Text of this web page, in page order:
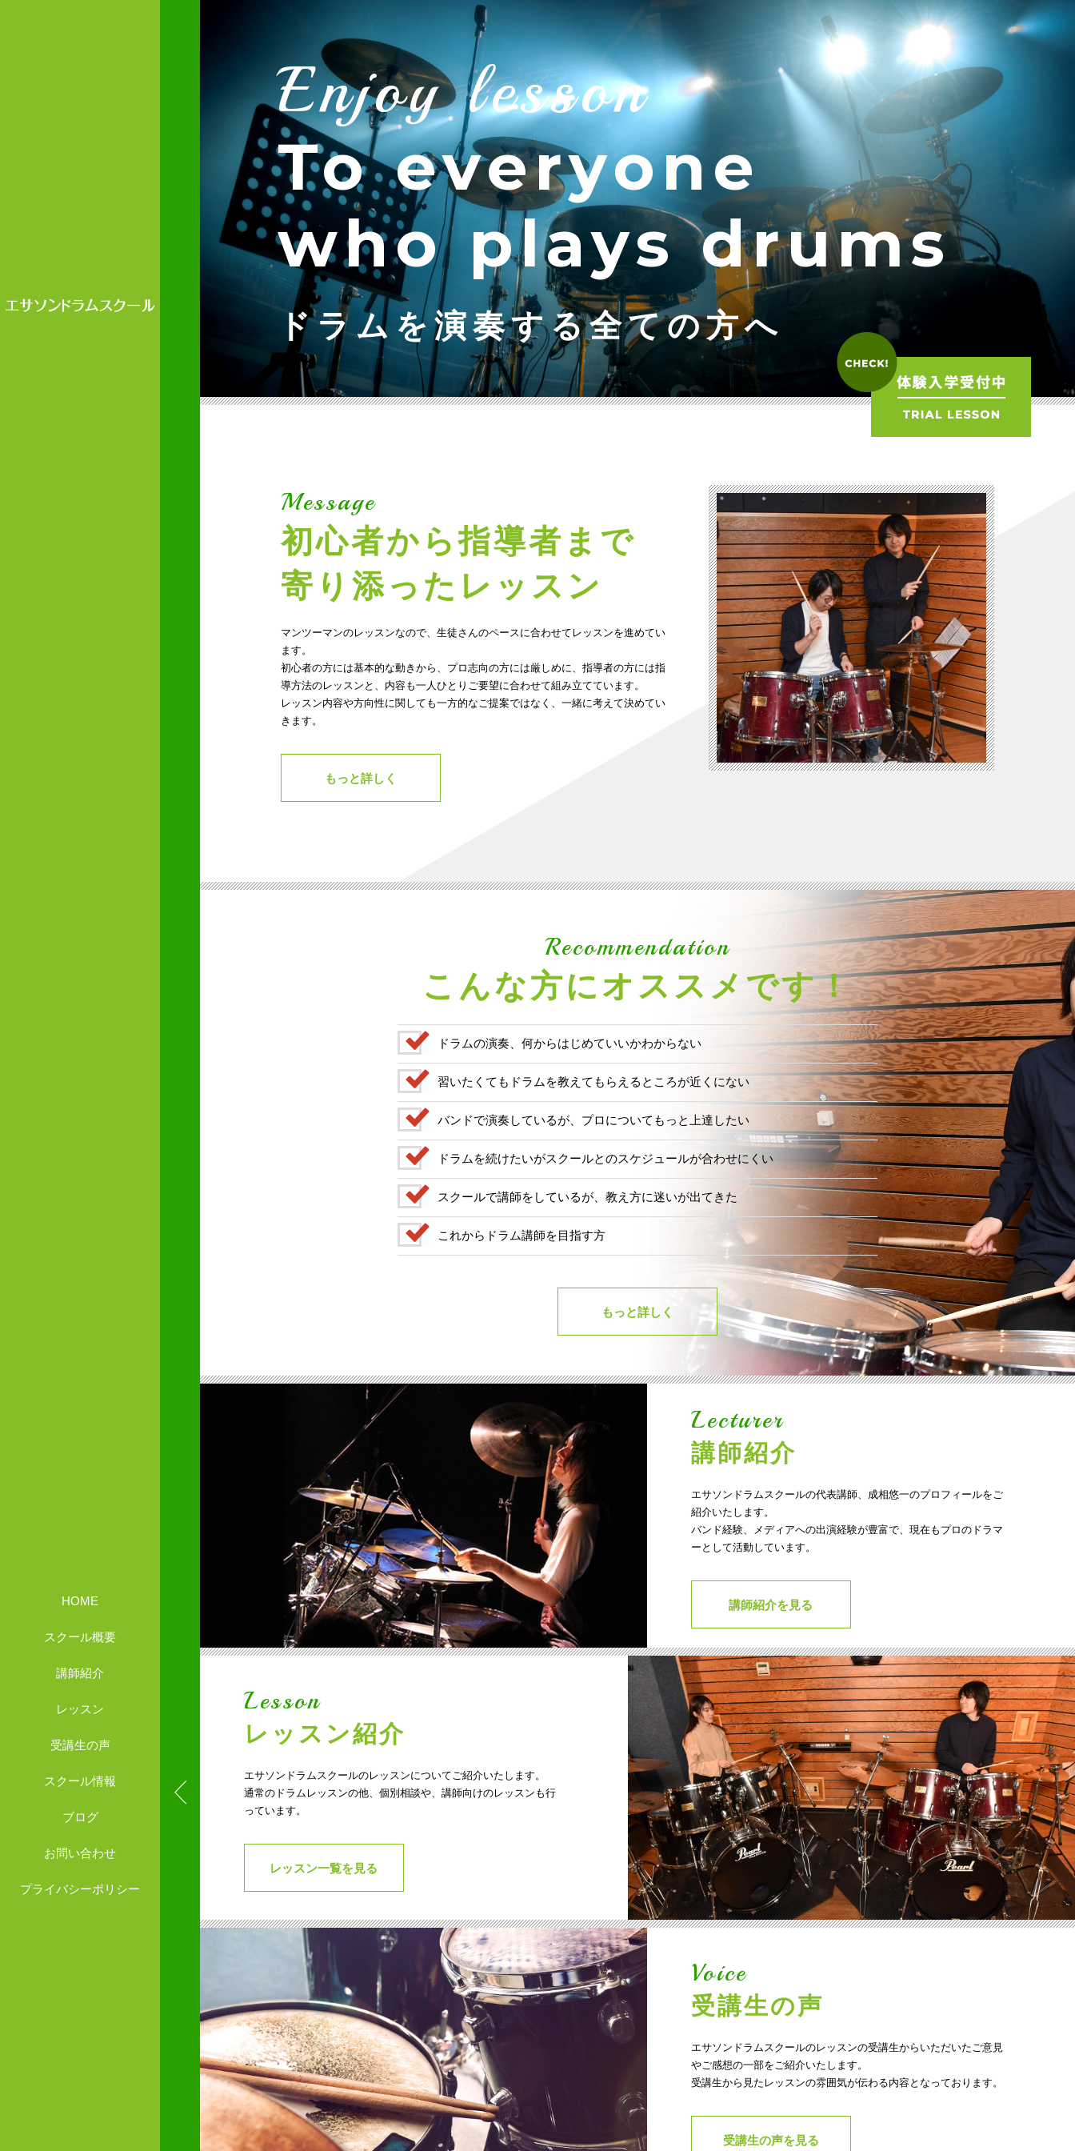
HOME
スクール概要
講師紹介
レッスン
受講生の声
スクール情報
ブログ
お問い合わせ
プライバシーポリシー
Enjoy lesson
To everyone
who plays drums
ドラムを演奏する全ての方へ
Message
初心者から指導者まで
寄り添ったレッスン
マンツーマンのレッスンなので、生徒さんのペースに合わせてレッスンを進めてい
ます。
初心者の方には基本的な動きから、プロ志向の方には厳しめに、指導者の方には指
導方法のレッスンと、内容も一人ひとりご要望に合わせて組み立てています。
レッスン内容や方向性に関しても一方的なご提案ではなく、一緒に考えて決めてい
きます。
もっと詳しく
Recommendation
こんな方にオススメです！
ドラムの演奏、何からはじめていいかわからない
習いたくてもドラムを教えてもらえるところが近くにない
バンドで演奏しているが、プロについてもっと上達したい
ドラムを続けたいがスクールとのスケジュールが合わせにくい
スクールで講師をしているが、教え方に迷いが出てきた
これからドラム講師を目指す方
もっと詳しく
Lecturer
講師紹介
エサソンドラムスクールの代表講師、成相悠一のプロフィールをご
紹介いたします。
バンド経験、メディアへの出演経験が豊富で、現在もプロのドラマ
ーとして活動しています。
講師紹介を見る
Lesson
レッスン紹介
エサソンドラムスクールのレッスンについてご紹介いたします。
通常のドラムレッスンの他、個別相談や、講師向けのレッスンも行
っています。
レッスン一覧を見る
Voice
受講生の声
エサソンドラムスクールのレッスンの受講生からいただいたご意見
やご感想の一部をご紹介いたします。
受講生から見たレッスンの雰囲気が伝わる内容となっております。
受講生の声を見る